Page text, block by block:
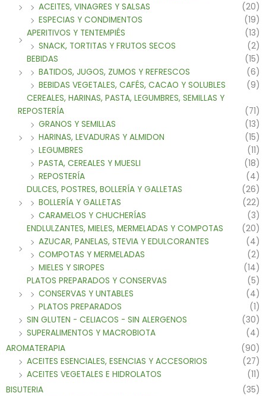
ACEITES, VINAGRES Y SALSAS
(20)
ESPECIAS Y CONDIMENTOS
(19)
APERITIVOS Y TENTEMPIÉS
(13)
SNACK, TORTITAS Y FRUTOS SECOS
(2)
BEBIDAS
(15)
BATIDOS, JUGOS, ZUMOS Y REFRESCOS
(6)
BEBIDAS VEGETALES, CAFÉS, CACAO Y SOLUBLES
(9)
CEREALES, HARINAS, PASTA, LEGUMBRES, SEMILLAS Y
REPOSTERÍA
(71)
GRANOS Y SEMILLAS
(13)
HARINAS, LEVADURAS Y ALMIDON
(15)
LEGUMBRES
(11)
PASTA, CEREALES Y MUESLI
(18)
REPOSTERÍA
(4)
DULCES, POSTRES, BOLLERÍA Y GALLETAS
(26)
BOLLERÍA Y GALLETAS
(22)
CARAMELOS Y CHUCHERÍAS
(3)
ENDLULZANTES, MIELES, MERMELADAS Y COMPOTAS
(20)
AZUCAR, PANELAS, STEVIA Y EDULCORANTES
(4)
COMPOTAS Y MERMELADAS
(2)
MIELES Y SIROPES
(14)
PLATOS PREPARADOS Y CONSERVAS
(5)
CONSERVAS Y UNTABLES
(4)
PLATOS PREPARADOS
(1)
SIN GLUTEN - CELIACOS - SIN ALERGENOS
(30)
SUPERALIMENTOS Y MACROBIOTA
(4)
AROMATERAPIA
(90)
ACEITES ESENCIALES, ESENCIAS Y ACCESORIOS
(27)
ACEITES VEGETALES E HIDROLATOS
(11)
BISUTERIA
(35)